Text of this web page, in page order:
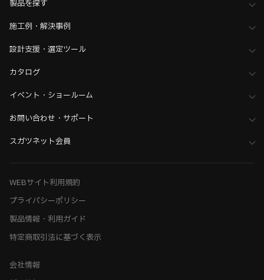
> Biesse（ビエッセ）加工機用データ
製品を探す
施工例・解決事例
設計支援・選定ツール
カタログ
イベント・ショールーム
お問い合わせ・サポート
スガツネット会員
WEBサイト利用規約
プライバシーポリシー
製品情報・利用ガイド
特定商取引法に基づく表示
会社情報